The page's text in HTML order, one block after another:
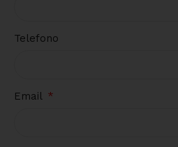
Telefono
Email